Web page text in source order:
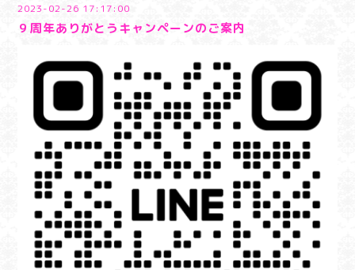
2023-02-26 17:17:00
９周年ありがとうキャンペーンのご案内